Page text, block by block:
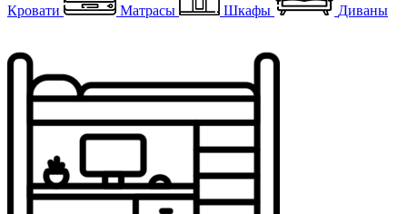
Кровати Матрасы Шкафы Диваны